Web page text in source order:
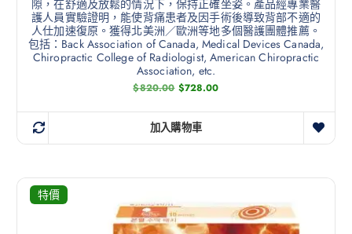
隙，在舒適及放鬆的情況下，保持正確坐姿。產品經專業醫
護人員實驗證明，能使背痛患者及因手術後導致背部不適的
人仕加速復原。獲得北美洲／歐洲等地多個醫護團體推薦。
包括：Back Association of Canada, Medical Devices Canada,
Chiropractic College of Radiologist, American Chiropractic
Association, etc.
$820.00 $728.00
加入購物車
特價